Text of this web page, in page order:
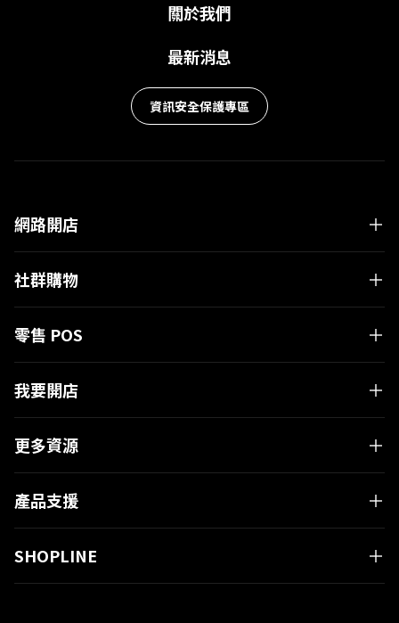
關於我們
最新消息
資訊安全保護專區
網路開店
社群購物
零售 POS
我要開店
更多資源
產品支援
SHOPLINE
有疑問嗎？
與 SHOPLINE 專業顧問進行
一對一免費電話諮詢！